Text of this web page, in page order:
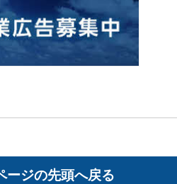
ージの先頭へ戻る